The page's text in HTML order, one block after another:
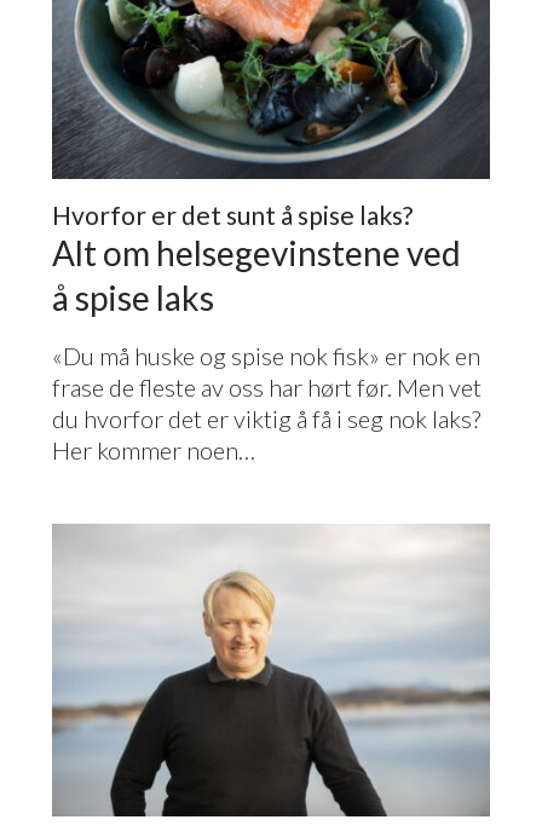
Hvorfor er det sunt å spise laks?
Alt om helsegevinstene ved
å spise laks
«Du må huske og spise nok fisk» er nok en
frase de fleste av oss har hørt før. Men vet
du hvorfor det er viktig å få i seg nok laks?
Her kommer noen…